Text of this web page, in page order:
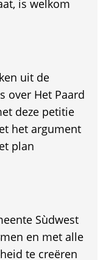
is welkom
uit de
over Het Paard
deze petitie
het argument
plan
Sùdwest
en met alle
te creëren